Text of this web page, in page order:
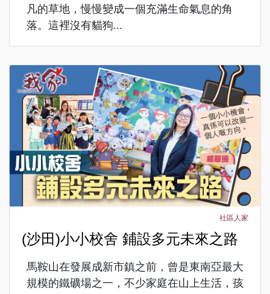
凡的草地，慢慢變成一個充滿生命氣息的角
落。這裡沒有貓狗...
社區人家
(沙田)小小校舍 鋪設多元未來之路
馬鞍山在發展成新市鎮之前，曾是東南亞最大
規模的鐵礦場之一，不少家庭在山上生活，孩